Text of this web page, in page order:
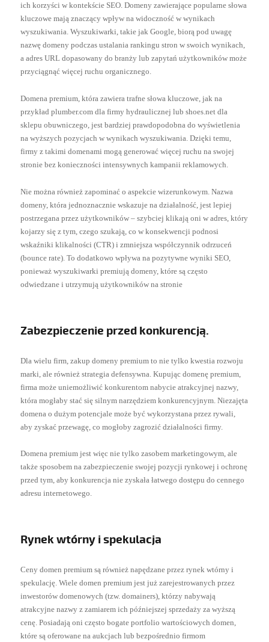
ich korzyści w kontekście SEO. Domeny zawierające popularne słowa
kluczowe mają znaczący wpływ na widoczność w wynikach
wyszukiwania. Wyszukiwarki, takie jak Google, biorą pod uwagę
nazwę domeny podczas ustalania rankingu stron w swoich wynikach,
a adres URL dopasowany do branży lub zapytań użytkowników może
przyciągnąć więcej ruchu organicznego.
Domena premium, która zawiera trafne słowa kluczowe, jak na
przykład plumber.com dla firmy hydraulicznej lub shoes.net dla
sklepu obuwniczego, jest bardziej prawdopodobna do wyświetlenia
na wyższych pozycjach w wynikach wyszukiwania. Dzięki temu,
firmy z takimi domenami mogą generować więcej ruchu na swojej
stronie bez konieczności intensywnych kampanii reklamowych.
Nie można również zapominać o aspekcie wizerunkowym. Nazwa
domeny, która jednoznacznie wskazuje na działalność, jest lepiej
postrzegana przez użytkowników – szybciej klikają oni w adres, który
kojarzy się z tym, czego szukają, co w konsekwencji podnosi
wskaźniki klikalności (CTR) i zmniejsza współczynnik odrzuceń
(bounce rate). To dodatkowo wpływa na pozytywne wyniki SEO,
ponieważ wyszukiwarki premiują domeny, które są często
odwiedzane i utrzymują użytkowników na stronie
Zabezpieczenie przed konkurencją.
Dla wielu firm, zakup domeny premium to nie tylko kwestia rozwoju
marki, ale również strategia defensywna. Kupując domenę premium,
firma może uniemożliwić konkurentom nabycie atrakcyjnej nazwy,
która mogłaby stać się silnym narzędziem konkurencyjnym. Niezajęta
domena o dużym potencjale może być wykorzystana przez rywali,
aby zyskać przewagę, co mogłoby zagrozić działalności firmy.
Domena premium jest więc nie tylko zasobem marketingowym, ale
także sposobem na zabezpieczenie swojej pozycji rynkowej i ochronę
przed tym, aby konkurencja nie zyskała łatwego dostępu do cennego
adresu internetowego.
Rynek wtórny i spekulacja
Ceny domen premium są również napędzane przez rynek wtórny i
spekulację. Wiele domen premium jest już zarejestrowanych przez
inwestorów domenowych (tzw. domainers), którzy nabywają
atrakcyjne nazwy z zamiarem ich późniejszej sprzedaży za wyższą
cenę. Posiadają oni często bogate portfolio wartościowych domen,
które są oferowane na aukcjach lub bezpośrednio firmom